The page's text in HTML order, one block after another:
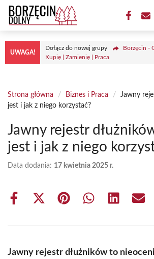
Przejdź
treści
UWAGA!
Dołącz do nowej grupy
Borzęcin -
Kupię | Zamienię | Praca
Strona główna / Biznes i Praca /
Jawny
jest i jak z niego korzystać?
Jawny rejestr
jest i jak z niego
Data dodania: 17 kwietnia 2025 r.
Share
Share
(Twitter)
Share Share Share Share
Jawny rejestr dłużników to